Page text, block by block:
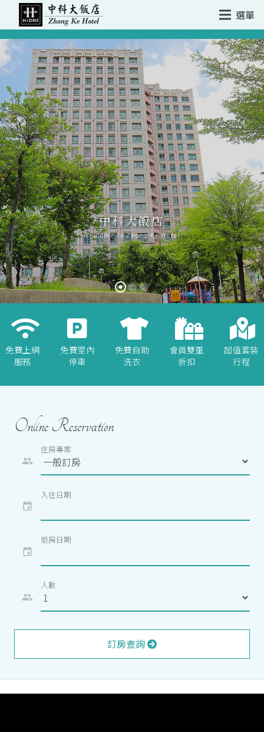
選單
中科大飯店
Welcome to Zhong Ke Hotel
免費上網
服務
免費室內
停車
免費自助
洗衣
會員雙重
折扣
超值套裝
行程
Online Reservation
住房專案
people
入住日期
event
退房日期
event
人數
people
訂房查詢